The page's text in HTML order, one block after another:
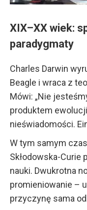
XIX–XX wiek:
paradygmaty
Charles Darwin
Beagle i wraca z
Mówi: „Nie
produktem
nieświadomości.
W tym samym
Skłodowska-
nauki. Dwukrotna
promieniowanie –
przyczynę sama